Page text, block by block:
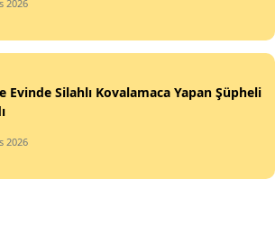
2026
Evinde Silahlı Kovalamaca Yapan Şüpheli
2026